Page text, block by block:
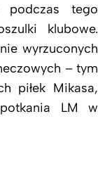
podczas tego
klubowe.
wyrzuconych
– tym
piłek Mikasa,
LM w